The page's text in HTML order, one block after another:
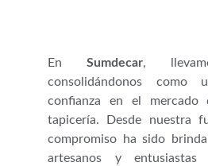
En Sumdecar,
consolidándonos como
confianza en el mercado
tapicería. Desde nuestra
compromiso ha sido
artesanos y